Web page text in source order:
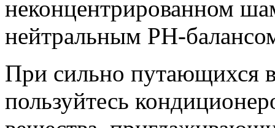
неконцентрированном
нейтральным РН-
При сильно путающихся
пользуйтесь